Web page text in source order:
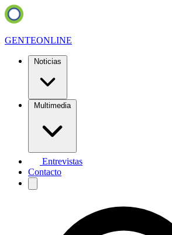
GENTEONLINE
Noticias
Multimedia
Entrevistas
Contacto